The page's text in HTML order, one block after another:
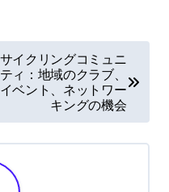
サイクリングコミュニ
ティ：地域のクラブ、
イベント、ネットワー
キングの機会